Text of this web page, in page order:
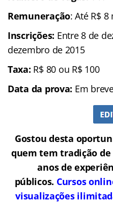
Remuneração: Até R$ 8
Inscrições: Entre 8 de
dezembro de 2015
Taxa: R$ 80 ou R$ 100
Data da prova: Em
Gostou desta
quem tem tradição de
anos de
públicos. Cursos
visualizações